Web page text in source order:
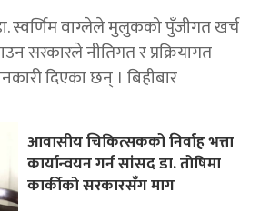
स्वर्णिम वाग्लेले मुलुकको पुँजीगत खर्च
सरकारले नीतिगत र प्रक्रियागत
दिएका छन् । बिहीबार
आवासीय चिकित्सकको निर्वाह भत्ता
कार्यान्वयन गर्न सांसद डा. तोषिमा
कार्कीको सरकारसँग माग